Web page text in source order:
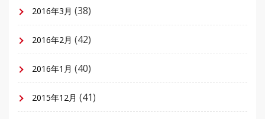
2016年3月 (38)
2016年2月 (42)
2016年1月 (40)
2015年12月 (41)